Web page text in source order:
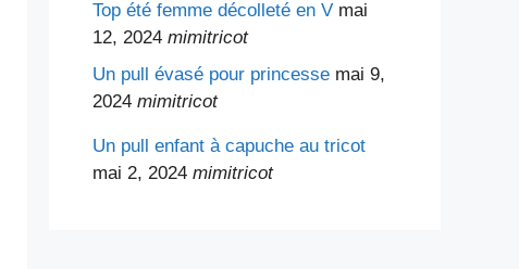
Top été femme décolleté en V mai
12, 2024 mimitricot
Un pull évasé pour princesse mai 9,
2024 mimitricot
Un pull enfant à capuche au tricot
mai 2, 2024 mimitricot